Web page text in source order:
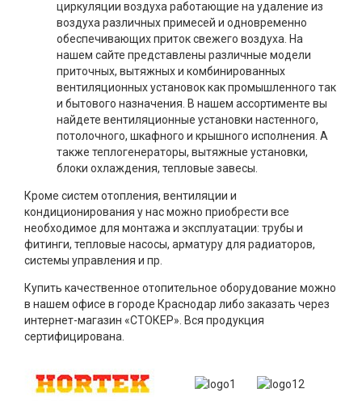
циркуляции воздуха работающие на удаление из
воздуха различных примесей и одновременно
обеспечивающих приток свежего воздуха. На
нашем сайте представлены различные модели
приточных, вытяжных и комбинированных
вентиляционных установок как промышленного так
и бытового назначения. В нашем ассортименте вы
найдете вентиляционные установки настенного,
потолочного, шкафного и крышного исполнения. А
также теплогенераторы, вытяжные установки,
блоки охлаждения, тепловые завесы.
Кроме систем отопления, вентиляции и
кондиционирования у нас можно приобрести все
необходимое для монтажа и эксплуатации: трубы и
фитинги, тепловые насосы, арматуру для радиаторов,
системы управления и пр.
Купить качественное отопительное оборудование можно
в нашем офисе в городе Краснодар либо заказать через
интернет-магазин «СТОКЕР». Вся продукция
сертифицирована.